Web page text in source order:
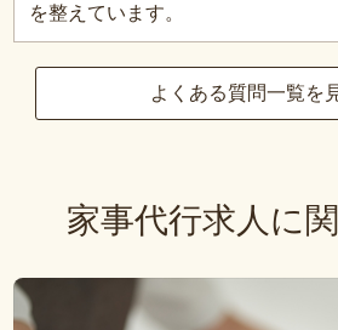
を整えています。
よくある質問一覧を
家事代行求人に